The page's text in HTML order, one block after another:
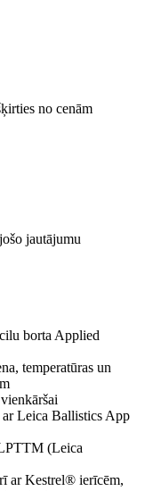
no cenām
jautājumu
borta Applied
temperatūras un
ar Leica Ballistics App
(Leica
ar Kestrel® ierīcēm,